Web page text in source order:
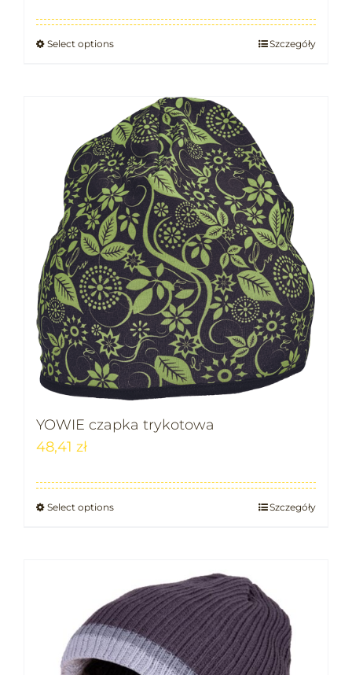
Select options Szczegóły
YOWIE czapka trykotowa
48,41 zł
Select options Szczegóły